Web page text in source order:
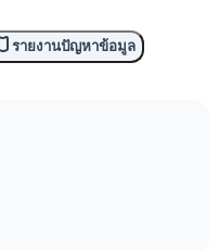
รายงานปัญหาข้อมูล